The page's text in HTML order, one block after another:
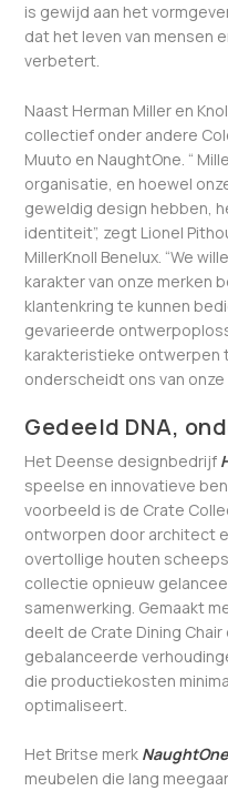
is gewijd aan het
dat het leven van mensen
verbetert.
Naast Herman Miller en
collectief onder andere
Muuto en NaughtOne. “
organisatie, en hoewel
geweldig design hebben,
identiteit”, zegt Lionel
MillerKnoll Benelux. “We
karakter van onze merken
klantenkring te kunnen
gevarieerde
karakteristieke ontwerpen
onderscheidt ons van onze
Gedeeld DNA,
Het Deense designbedrijf
speelse en innovatieve
voorbeeld is de Crate
ontworpen door architect
overtollige houten
collectie opnieuw
samenwerking. Gemaakt
deelt de Crate Dining
gebalanceerde
die productiekosten
optimaliseert.
Het Britse merk NaughtOne
meubelen die lang